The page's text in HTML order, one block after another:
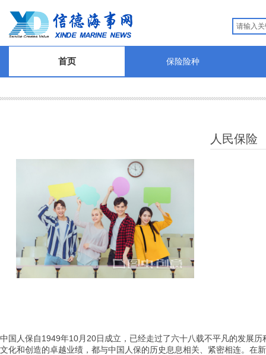
首页 保险险种
人民保险
中国人保自1949年10月20日成立，已经走过了六十八载不平凡的发展
文化和创造的卓越业绩，都与中国人保的历史息息相关、紧密相连。在